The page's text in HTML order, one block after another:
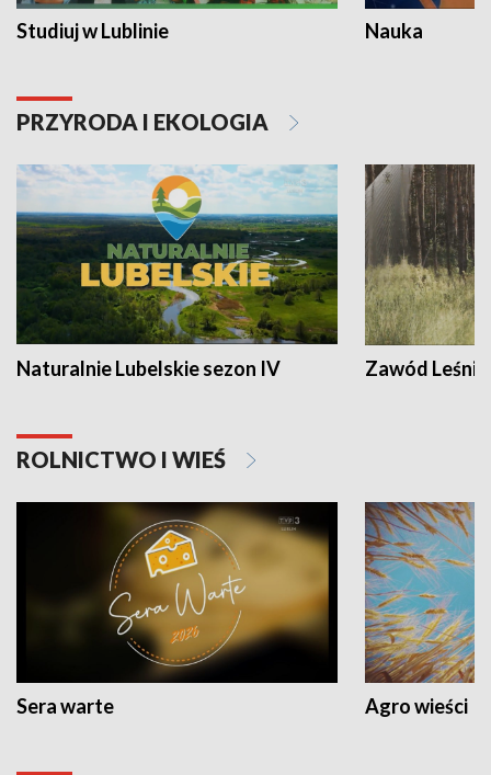
Studiuj w Lublinie Nauka
PRZYRODA I EKOLOGIA
Naturalnie Lubelskie sezon IV Zawód Leśnik
ROLNICTWO I WIEŚ
Sera warte Agro wieści